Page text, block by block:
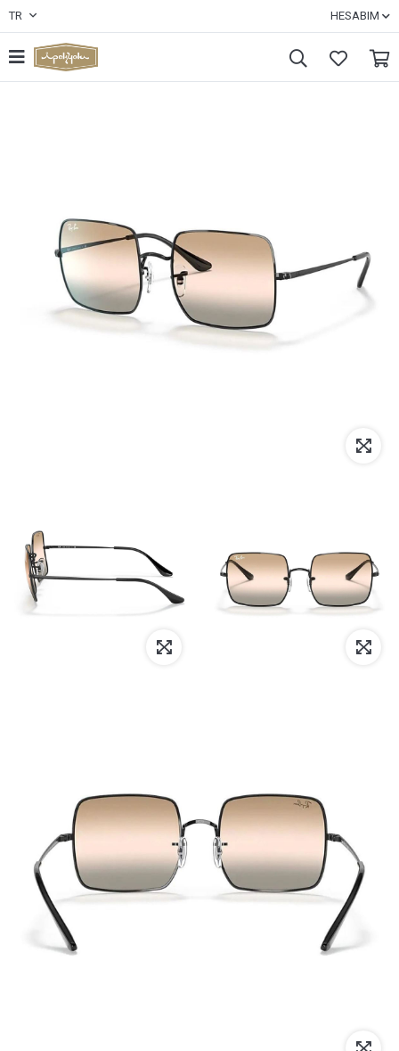
TR HESABIM